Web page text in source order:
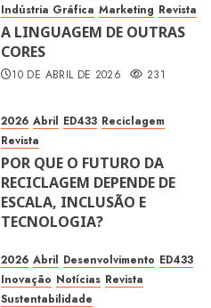
Indústria Gráfica Marketing Revista
A LINGUAGEM DE OUTRAS
CORES
10 DE ABRIL DE 2026 231
2026 Abril ED433 Reciclagem
Revista
POR QUE O FUTURO DA
RECICLAGEM DEPENDE DE
ESCALA, INCLUSÃO E
TECNOLOGIA?
2026 Abril Desenvolvimento ED433
Inovação Notícias Revista
Sustentabilidade